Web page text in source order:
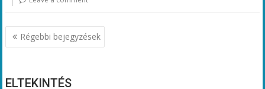
Bejegyzés
navigáció
Régebbi bejegyzések
ELTEKINTÉS